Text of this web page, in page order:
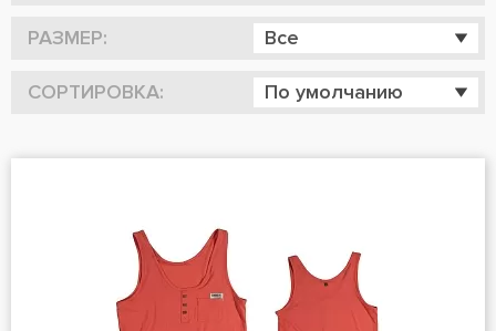
РАЗМЕР: Все
СОРТИРОВКА: По умолчанию